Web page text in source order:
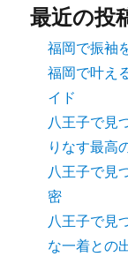
最近の投
福岡で振袖
福岡で叶え
イド
八王子で見
りなす最高
八王子で見
密
八王子で見
な一着との